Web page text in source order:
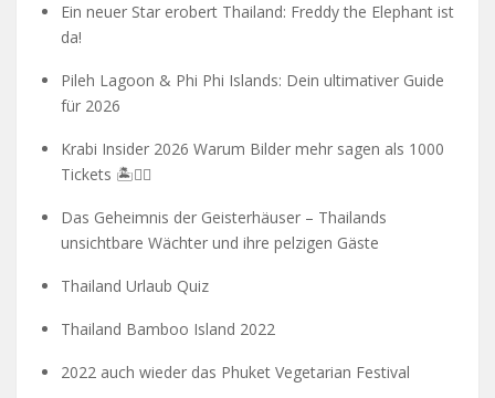
Ein neuer Star erobert Thailand: Freddy the Elephant ist
da!
Pileh Lagoon & Phi Phi Islands: Dein ultimativer Guide
für 2026
Krabi Insider 2026 Warum Bilder mehr sagen als 1000
Tickets 🏝️🧗‍♂️
Das Geheimnis der Geisterhäuser – Thailands
unsichtbare Wächter und ihre pelzigen Gäste
Thailand Urlaub Quiz
Thailand Bamboo Island 2022
2022 auch wieder das Phuket Vegetarian Festival